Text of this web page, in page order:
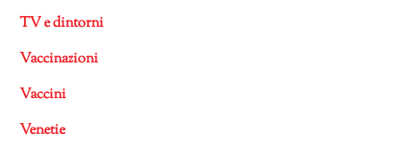
TV e dintorni
Vaccinazioni
Vaccini
Venetie